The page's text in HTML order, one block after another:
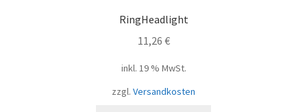
RingHeadlight
11,26 €
inkl. 19 % MwSt.
zzgl. Versandkosten